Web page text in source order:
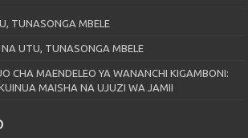
TUNASONGA MBELE
UTU, TUNASONGA MBELE
CHA MAENDELEO YA WANANCHI KIGAMBONI:
MAISHA NA UJUZI WA JAMII